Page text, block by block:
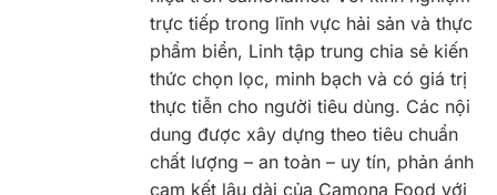
trực tiếp trong lĩnh vực hải sản và thực
phẩm biển, Linh tập trung chia sẻ kiến
thức chọn lọc, minh bạch và có giá trị
thực tiễn cho người tiêu dùng. Các nội
dung được xây dựng theo tiêu chuẩn
chất lượng – an toàn – uy tín, phản ánh
cam kết lâu dài của Camona Food với